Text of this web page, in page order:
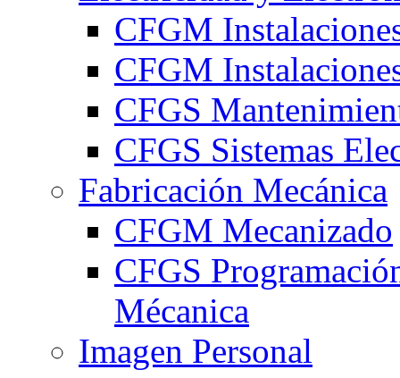
CFGM
CFGM
CFGS
CFGS Sistemas
Fabricación Mecánica
CFGM Mecanizado
CFGS
Mécanica
Imagen Personal